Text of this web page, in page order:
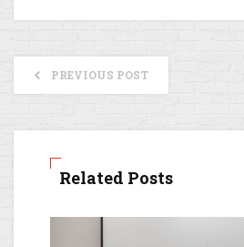
PREVIOUS POST
Related Posts